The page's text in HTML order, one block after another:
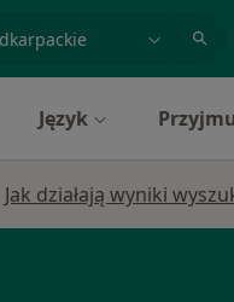
Język
Jak działają wyniki